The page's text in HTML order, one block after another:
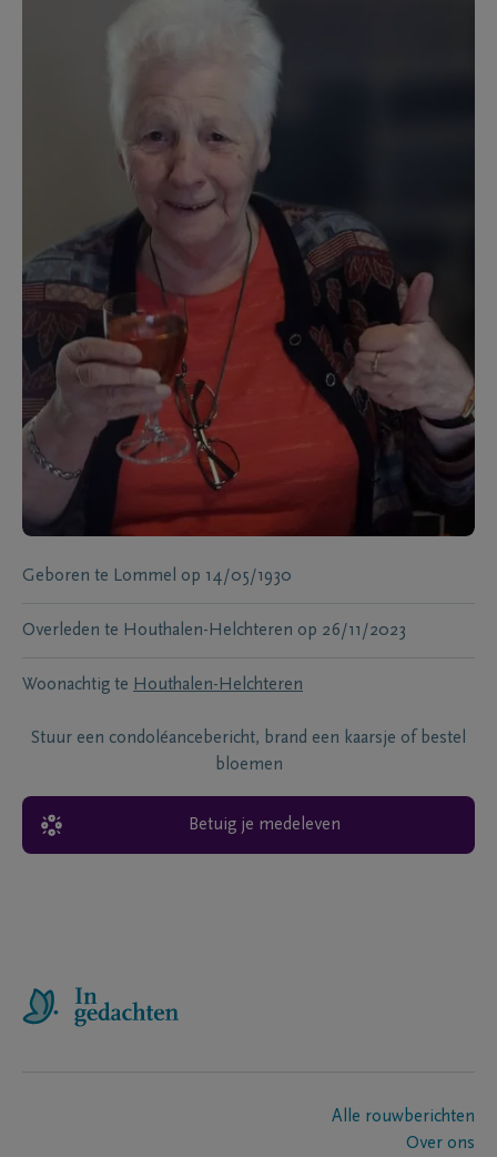
Geboren te Lommel op 14/05/1930
Overleden te Houthalen-Helchteren op 26/11/2023
Woonachtig te Houthalen-Helchteren
Stuur een condoléancebericht, brand een kaarsje of bestel
bloemen
Betuig je medeleven
Alle rouwberichten
Over ons